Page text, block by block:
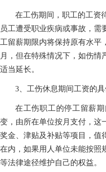
在工伤期间，职工的工资
员工遭受职业疾病或事故，
工留薪期限内将保持原有水平
月，但在特殊情况下，如伤情
适当延长。
3、工伤休息期间工资的
在工伤职工的停工留薪
变，由所在单位按月支付，这
奖金、津贴及补贴等项目，值
在内，如果用人单位未能按照
等法律途径维护自己的权益。